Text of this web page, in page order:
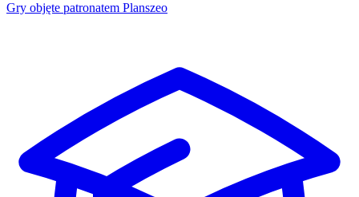
Gry objęte patronatem Planszeo